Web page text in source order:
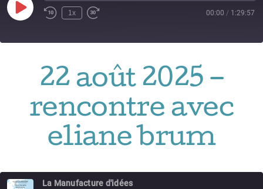
Le festival
Billetterie
Infos pratiques
Adhésions
Play
Episode
1x 00:00 / 1:29:57
22 août 2025 –
rencontre avec
eliane brum
La Manufacture d'idées